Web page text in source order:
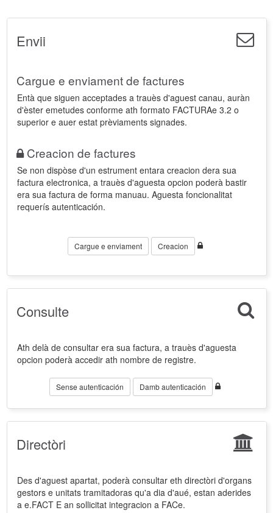
Envii
Cargue e enviament de factures
Entà que siguen acceptades a trauès d'aguest canau, auràn
d'èster emetudes conforme ath formato FACTURAe 3.2 o
superior e auer estat prèviaments signades.
Creacion de factures
Se non dispòse d'un estrument entara creacion dera sua
factura electronica, a trauès d'aguesta opcion poderà bastir
era sua factura de forma manuau. Aguesta foncionalitat
requerís autenticación.
Cargue e enviament Creacion
Consulte
Ath delà de consultar era sua factura, a trauès d'aguesta
opcion poderà accedir ath nombre de registre.
Sense autenticación Damb autenticación
Directòri
Des d'aguest apartat, poderà consultar eth directòri d'organs
gestors e unitats tramitadoras qu'a dia d'aué, estan aderides
a e.FACT E an sollicitat integracion a FACe.